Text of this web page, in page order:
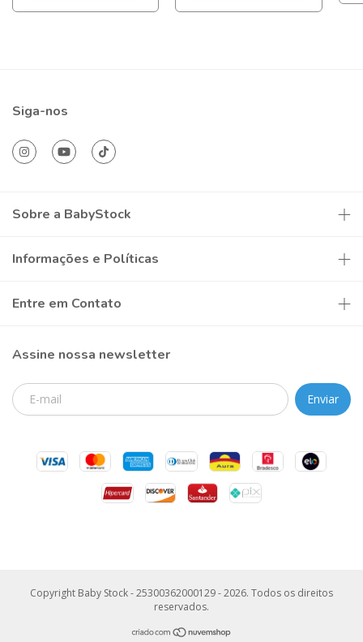
Siga-nos
Sobre a BabyStock
Informações e Políticas
Entre em Contato
Assine nossa newsletter
Copyright Baby Stock - 25300362000129 - 2026. Todos os direitos
reservados.